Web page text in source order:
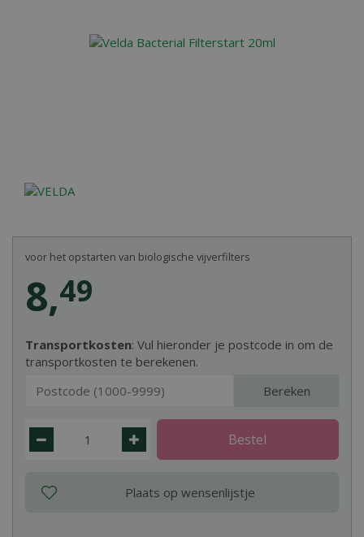
Transportkosten: Vul hieronder je postcode in om de
transportkosten te berekenen.
Bereken
8,49
voor het opstarten van biologische vijverfilters